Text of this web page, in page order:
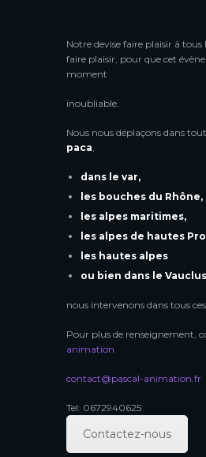
Notre devise faire plaisir à
faire plaisir, pour que cet
moment
inoubliable.
Nous nous déplaçons dans
paca
dans le var,
les bouches du Rhône,
les alpes maritimes,
les alpes de hautes
les hautes alpes
ou bien dans le
nous intervenons dans tous
Pour plus de renseignement,
animation
contact@pascal-animation.fr
Tel: 0672940625
Contactez-nous